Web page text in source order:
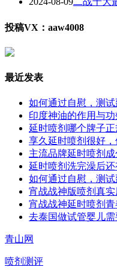
投稿VX：aaw4008
最近发表
如何通过自慰，测
印度神油的作用与功
延时喷剂哪个牌子
享久延时喷剂很好
主流品牌延时喷剂
延时喷剂洗完澡后
如何通过自慰，测
宵战战神版喷剂真
宵战战神延时喷剂
去泰国做试管婴儿
青山网
喷剂测评